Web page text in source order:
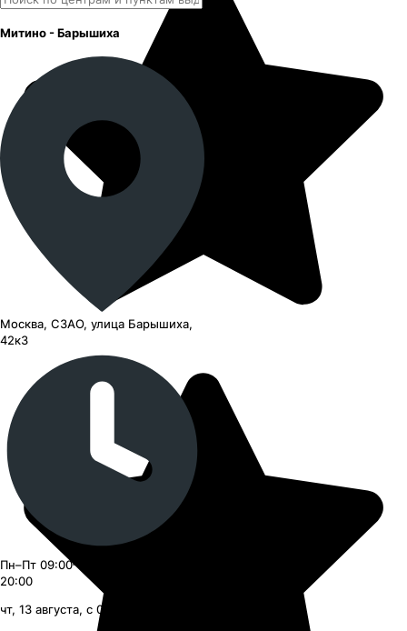
Митино - Барышиха
Москва, СЗАО, улица Барышиха,
42к3
Пн–Пт 09:00–21:00, Сб–Вс 09:00–
20:00
чт, 13 августа, с 09:00